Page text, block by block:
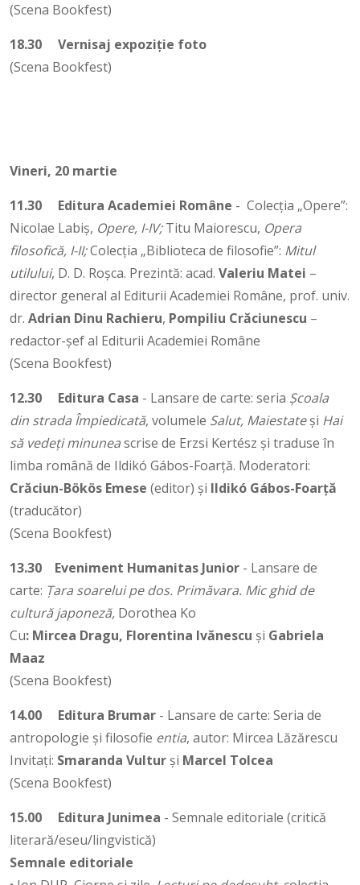
(Scena Bookfest)
18.30
Vernisaj expoziție foto
(Scena Bookfest)
Vineri, 20 martie
11.30 Editura Academiei Române - Colecția „Opere”:
Nicolae Labiș, Opere, I-IV;Titu Maiorescu, Opera
filosofică, I-II;Colecția „Biblioteca de filosofie”: Mitul
utilului, D. D. Roșca. Prezintă: acad. Valeriu Matei –
director general al Editurii Academiei Române, prof. univ.
dr. Adrian Dinu Rachieru, Pompiliu Crăciunescu –
redactor-șef al Editurii Academiei Române
(Scena Bookfest)
12.30
Editura Casa - Lansare de carte: seria Școala
din strada Împiedicată, volumele Salut, Maiestateși Hai
să vedeți minuneascrise de Erzsi Kertész și traduse în
limba română de Ildikó Gábos-Foarță. Moderatori:
Crăciun-Bökös Emese (editor) și Ildikó Gábos-Foarță
(traducător)
(Scena Bookfest)
13.30 Eveniment Humanitas Junior - Lansare de
carte: Țara soarelui pe dos. Primăvara. Mic ghid de
cultură japoneză, Dorothea Ko
Cu: Mircea Dragu, Florentina Ivănescu și Gabriela
Maaz
(Scena Bookfest)
14.00
Editura Brumar - Lansare de carte: Seria de
antropologie și filosofie entia, autor: Mircea Lăzărescu
Invitați: Smaranda Vultur și Marcel Tolcea
(Scena Bookfest)
15.00
Editura Junimea - Semnale editoriale (critică
literară/eseu/lingvistică)
Semnale editoriale